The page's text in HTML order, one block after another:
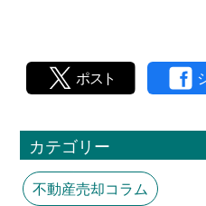
カテゴリー
不動産売却コラム